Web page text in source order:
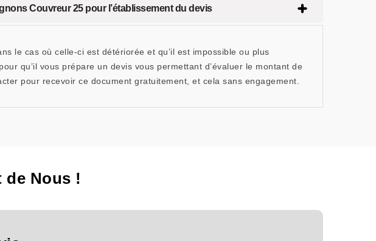
Couvreur 25 pour l’établissement du devis
le cas où celle-ci est détériorée et qu’il est impossible ou plus
qu’il vous prépare un devis vous permettant d’évaluer le montant de
pour recevoir ce document gratuitement, et cela sans engagement.
de Nous !